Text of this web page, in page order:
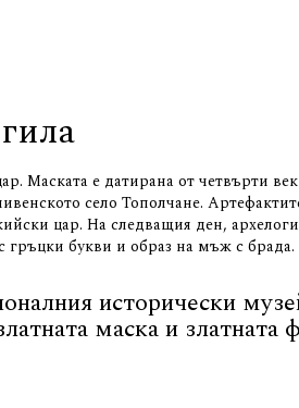
Маската е датирана от четвърти
село Тополчане.
цар. На следващия ден,
букви и образ на мъж с брада.
исторически
маска и златната